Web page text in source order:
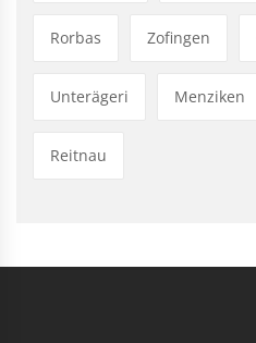
Rorbas Zofingen
Unterägeri Menziken
Reitnau